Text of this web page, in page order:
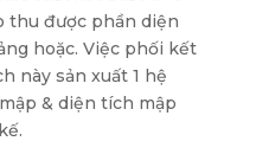
thu được phần diện
hoặc. Việc phối kết
này sản xuất 1 hệ
& diện tích mập